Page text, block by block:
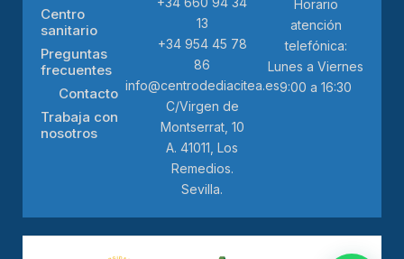
Centro
sanitario
Preguntas
frecuentes
Contacto
Trabaja con
nosotros
13
+34 954 45 78
86
info@centrodediacitea.es
C/Virgen de
Montserrat, 10
A. 41011, Los
Remedios.
Sevilla.
Horario
atención
telefónica:
Lunes a Viernes
9:00 a 16:30